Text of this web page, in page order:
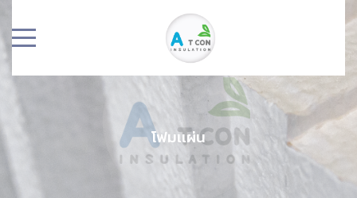
โฟมเเผ่น